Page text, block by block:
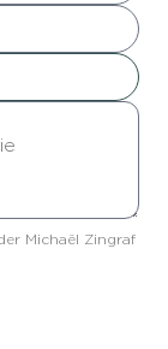
Michaël Zingraf